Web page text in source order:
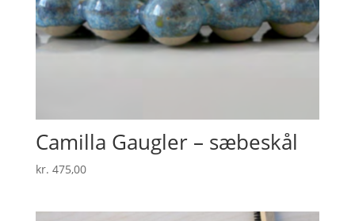
Camilla Gaugler – sæbeskål
kr. 475,00